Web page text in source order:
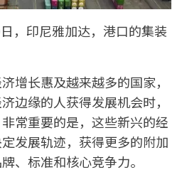
，印尼雅加达，港口的集装
增长惠及越来越多的国家，
边缘的人获得发展机会时，
常重要的是，这些新兴的经
发展轨迹，获得更多的附加
、标准和核心竞争力。